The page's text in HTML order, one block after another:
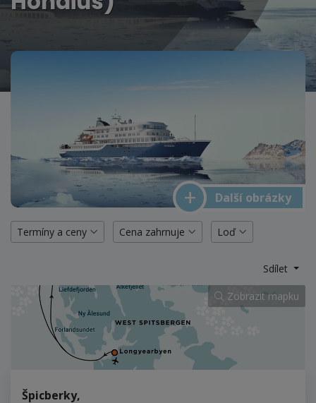
Další obrázky
Termíny a ceny Cena zahrnuje Loď
Sdílet
Zobrazit mapku
Špicberky,